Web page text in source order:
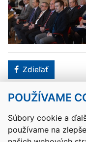
POUŽÍVAME
Súbory cookie a
používame na
Facebook
Zdieľať
Kontakty Mapa stránky